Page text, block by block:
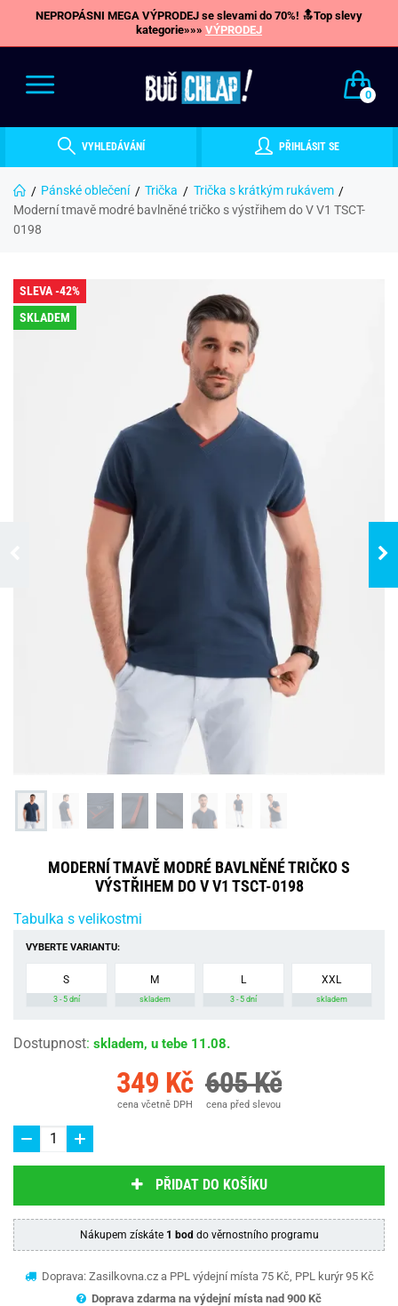
NEPROPÁSNI MEGA VÝPRODEJ se slevami do 70%! 🔝Top slevy
kategorie»»» VÝPRODEJ
0
VYHLEDÁVÁNÍ PŘIHLÁSIT SE
Pánské oblečení Trička
Trička s krátkým rukávem
Moderní tmavě modré bavlněné tričko s výstřihem do V V1 TSCT-
0198
SLEVA -42%
SKLADEM
MODERNÍ TMAVĚ MODRÉ BAVLNĚNÉ TRIČKO S
VÝSTŘIHEM DO V V1 TSCT-0198
Tabulka s velikostmi
VYBERTE VARIANTU:
S
3 - 5 dní
M
skladem
L
3 - 5 dní
XXL
skladem
Dostupnost: skladem, u tebe 11.08.
349 Kč
cena včetně DPH
605 Kč
cena před slevou
PŘIDAT DO KOŠÍKU
Nákupem získáte 1 bod do věrnostního programu
Doprava: Zasilkovna.cz a PPL výdejní místa 75 Kč, PPL kurýr 95 Kč
Doprava zdarma na výdejní místa nad 900 Kč